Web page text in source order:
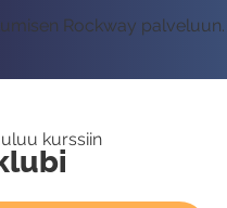
Rockway palveluun.
kurssiin